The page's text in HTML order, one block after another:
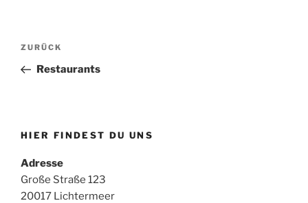
Beitragsnavigation
Vorheriger
Beitrag
ZURÜCK
Restaurants
HIER FINDEST DU UNS
Adresse
Große Straße 123
20017 Lichtermeer